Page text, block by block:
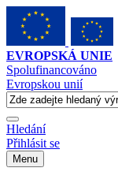
EVROPSKÁ UNIE
Spolufinancováno
Evropskou unií
Hledání
Přihlásit se
Menu